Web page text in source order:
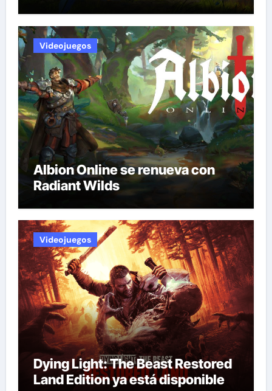
Videojuegos
Albion Online se renueva con
Radiant Wilds
Videojuegos
Dying Light: The Beast Restored
Land Edition ya está disponible